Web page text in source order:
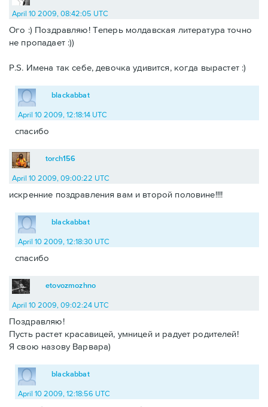
April 10 2009, 08:42:05 UTC
Ого :) Поздравляю! Теперь молдавская литература точно
не пропадает :))
P.S. Имена так себе, девочка удивится, когда вырастет :)
blackabbat
April 10 2009, 12:18:14 UTC
спасибо
torch156
April 10 2009, 09:00:22 UTC
искренние поздравления вам и второй половине!!!!
blackabbat
April 10 2009, 12:18:30 UTC
спасибо
etovozmozhno
April 10 2009, 09:02:24 UTC
Поздравляю!
Пусть растет красавицей, умницей и радует родителей!
Я свою назову Варвара)
blackabbat
April 10 2009, 12:18:56 UTC